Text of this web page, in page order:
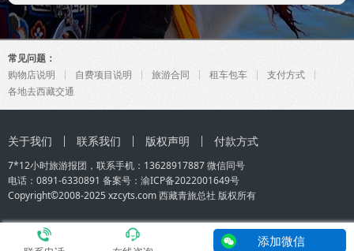
添加微信
常见问题：
购物店说明
自费项目说明 旅游合同 租车包车
支付方式
各地去西藏交通
关于我们 联系我们 版权声明 付款方式
7*12小时旅游报团，联系手机： 13628917887微信同号
电话：0891-6330891 备案号： 渝ICP备2022001649号
Copyright©2008-2025 xzcyts.com西藏青旅总社 版权所有